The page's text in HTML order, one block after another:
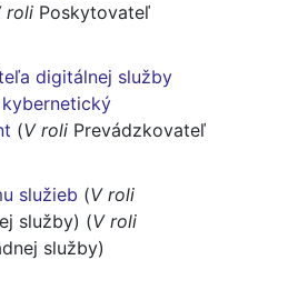
roli Poskytovateľ
digitálnej služby
(V roli Prevádzkovateľ
služieb (V roli
služby) (V roli
služby)